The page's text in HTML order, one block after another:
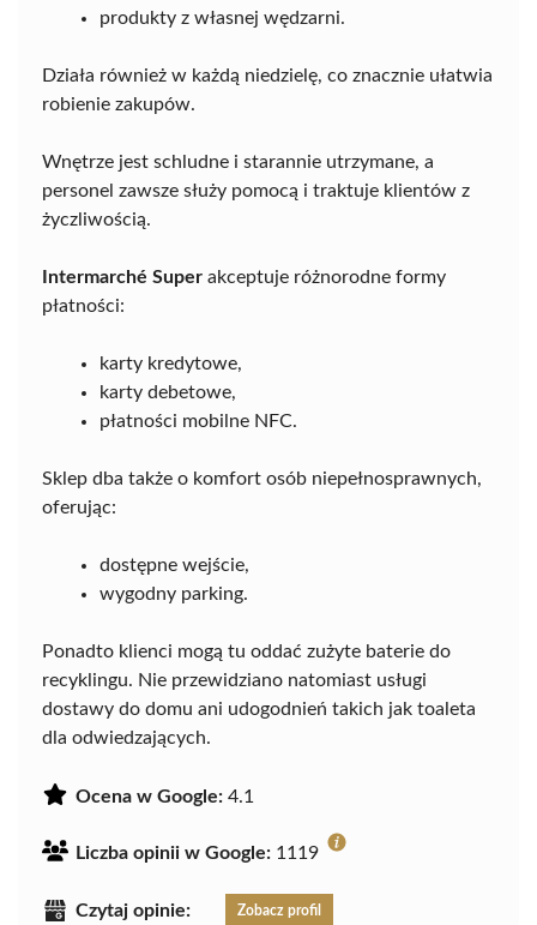
produkty z własnej wędzarni.
Działa również w każdą niedzielę, co znacznie ułatwia
robienie zakupów.
Wnętrze jest schludne i starannie utrzymane, a
personel zawsze służy pomocą i traktuje klientów z
życzliwością.
Intermarché Super akceptuje różnorodne formy
płatności:
karty kredytowe,
karty debetowe,
płatności mobilne NFC.
Sklep dba także o komfort osób niepełnosprawnych,
oferując:
dostępne wejście,
wygodny parking.
Ponadto klienci mogą tu oddać zużyte baterie do
recyklingu. Nie przewidziano natomiast usługi
dostawy do domu ani udogodnień takich jak toaleta
dla odwiedzających.
Ocena w Google: 4.1
Liczba opinii w Google: 1119
Czytaj opinie: Zobacz profil